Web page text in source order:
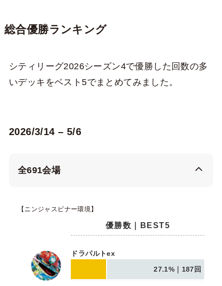
総合優勝ランキング
シティリーグ2026シーズン4で優勝した回数の多
いデッキをベスト5でまとめてみました。
2026/3/14 – 5/6
全691会場
【ニンジャスピナー環境】
優勝数｜BEST5
ドラパルトex
27.1%｜187回